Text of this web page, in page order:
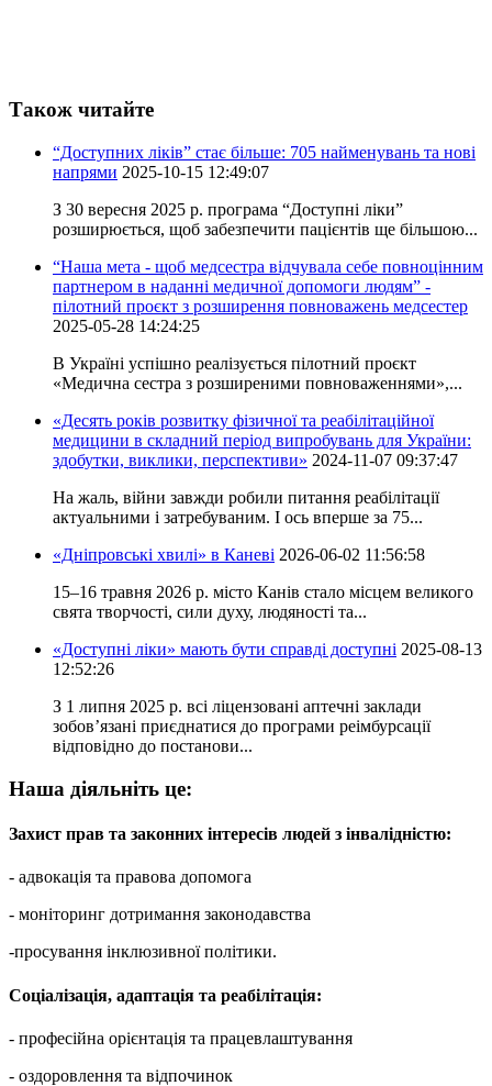
Також читайте
“Доступних ліків” стає більше: 705 найменувань та нові
напрями 2025-10-15 12:49:07
З 30 вересня 2025 р. програма “Доступні ліки”
розширюється, щоб забезпечити пацієнтів ще більшою...
“Наша мета - щоб медсестра відчувала себе повноцінним
партнером в наданні медичної допомоги людям” -
пілотний проєкт з розширення повноважень медсестер
2025-05-28 14:24:25
В Україні успішно реалізується пілотний проєкт
«Медична сестра з розширеними повноваженнями»,...
«Десять років розвитку фізичної та реабілітаційної
медицини в складний період випробувань для України:
здобутки, виклики, перспективи» 2024-11-07 09:37:47
На жаль, війни завжди робили питання реабілітації
актуальними і затребуваним. І ось вперше за 75...
«Дніпровські хвилі» в Каневі 2026-06-02 11:56:58
15–16 травня 2026 р. місто Канів стало місцем великого
свята творчості, сили духу, людяності та...
«Доступні ліки» мають бути справді доступні 2025-08-13
12:52:26
З 1 липня 2025 р. всі ліцензовані аптечні заклади
зобов’язані приєднатися до програми реімбурсації
відповідно до постанови...
Наша діяльніть це:
Захист прав та законних інтересів людей з інвалідністю:
- адвокація та правова допомога
- моніторинг дотримання законодавства
-просування інклюзивної політики.
Соціалізація, адаптація та реабілітація:
- професійна орієнтація та працевлаштування
- оздоровлення та відпочинок